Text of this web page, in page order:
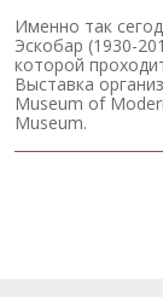
Именно так
Эскобар (1930-
которой
Выставка
Museum of
Museum.